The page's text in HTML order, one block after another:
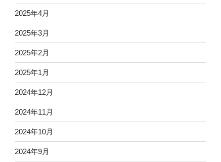
2025年4月
2025年3月
2025年2月
2025年1月
2024年12月
2024年11月
2024年10月
2024年9月